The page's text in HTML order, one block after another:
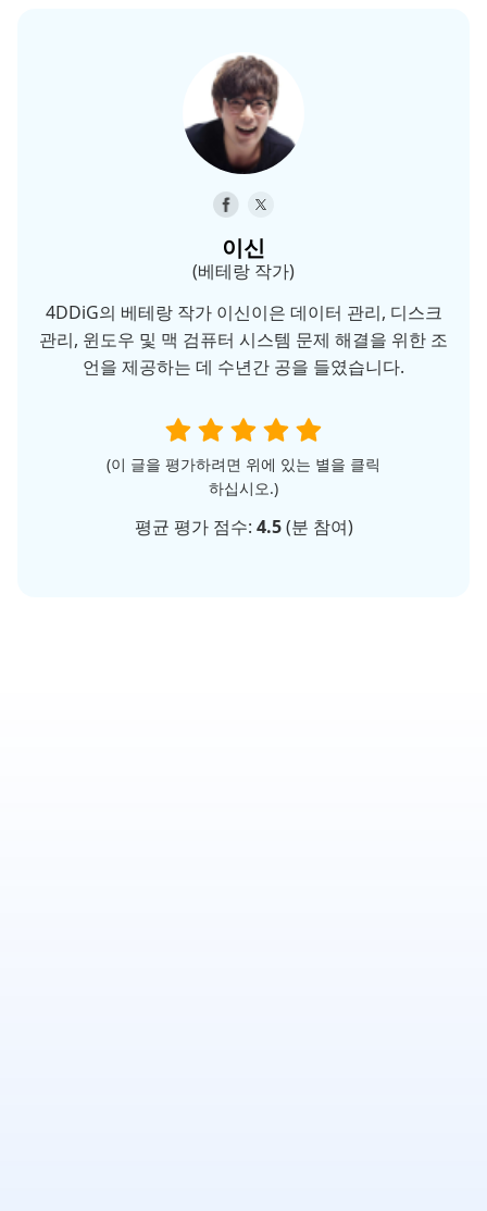
이신
(베테랑 작가)
4DDiG의 베테랑 작가 이신이은 데이터 관리, 디스크
관리, 윈도우 및 맥 검퓨터 시스템 문제 해결을 위한 조
언을 제공하는 데 수년간 공을 들였습니다.
(이 글을 평가하려면 위에 있는 별을 클릭
하십시오.)
평균 평가 점수: 4.5(분 참여)